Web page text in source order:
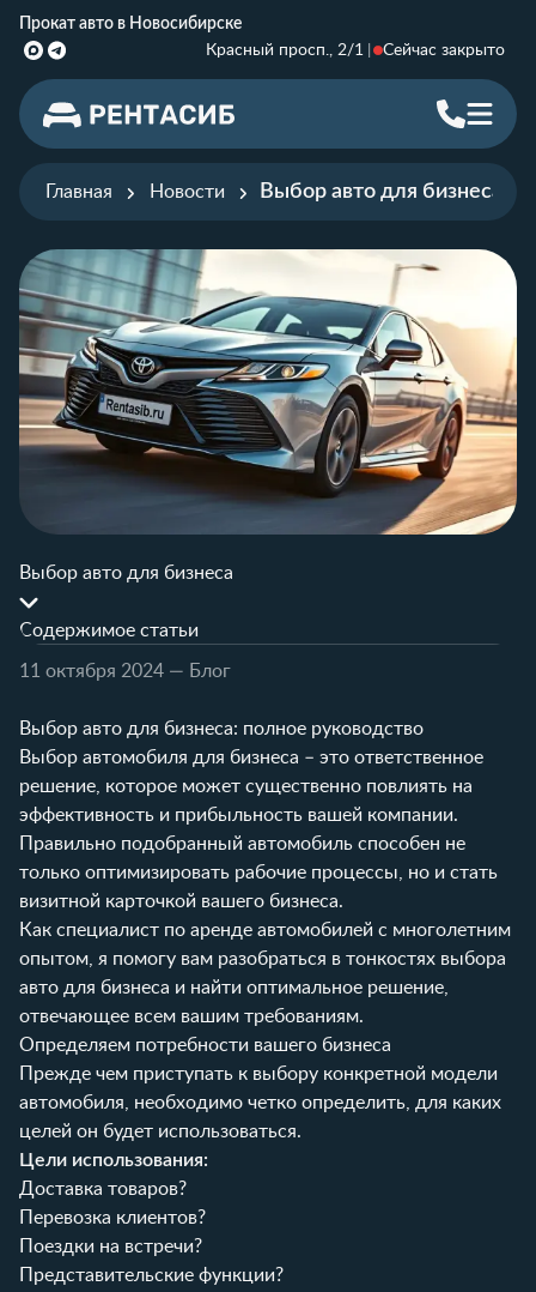
Прокат авто в Новосибирске
Красный просп., 2/1
Сейчас закрыто
Главная Новости Выбор авто для бизнеса
Выбор авто для бизнеса
Содержимое статьи
11 октября 2024 — Блог
Выбор авто для бизнеса: полное руководство
Выбор автомобиля для бизнеса – это ответственное
решение, которое может существенно повлиять на
эффективность и прибыльность вашей компании.
Правильно подобранный автомобиль способен не
только оптимизировать рабочие процессы, но и стать
визитной карточкой вашего бизнеса.
Как специалист по аренде автомобилей с многолетним
опытом, я помогу вам разобраться в тонкостях выбора
авто для бизнеса и найти оптимальное решение,
отвечающее всем вашим требованиям.
Определяем потребности вашего бизнеса
Прежде чем приступать к выбору конкретной модели
автомобиля, необходимо четко определить, для каких
целей он будет использоваться.
Цели использования:
Доставка товаров?
Перевозка клиентов?
Поездки на встречи?
Представительские функции?